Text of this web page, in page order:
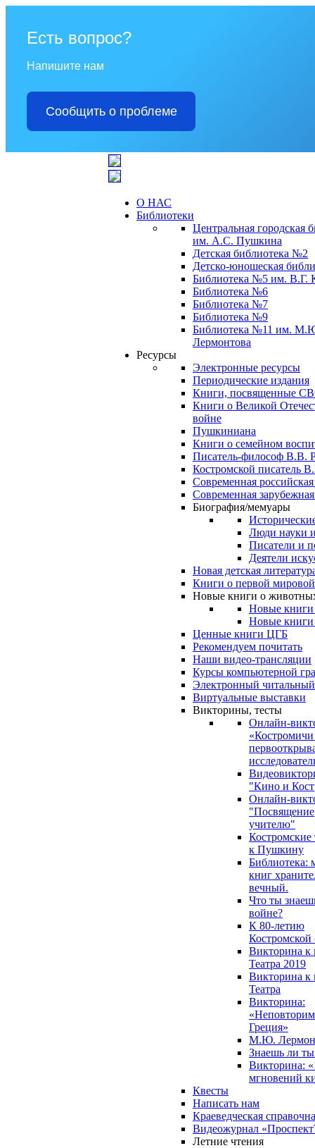
Есть вопрос?
Напишите нам
Сообщить о проблеме
О НАС
Библиотеки
Центральная городская
им. А.С. Пушкина
Детская библиотека №2
Детско-юношеская
Библиотека №5 им. В.Г.
Библиотека №6
Библиотека №7
Библиотека №9
Библиотека №11 им.
Лермонтова
Ресурсы
Электронные ресурсы
Периодические издания
Книги, посвященные
Книги о Великой
войне
Пушкиниана
Книги о семейном
Писатель-философ В.В.
Костромской писатель
Современная российская
Современная
Биография/мемуары
Люди науки
Писатели и
Деятели
Новая детская
Книги о первой
Новые книги о
Новые книги
Новые книги
Ценные книги ЦГБ
Рекомендуем почитать
Наши видео-трансляции
Курсы компьютерной
Электронный читальный
Виртуальные выставки
Викторины, тесты
Онлайн-
"Кино и
Онлайн-
"Посвящение
учителю"
к Пушкину
Библиотека:
книг
вечный.
Что ты
войне?
К 80-летию
Костромской
Викторина к
Театра 2019
Викторина к
Театра
Викторина:
Греция»
М.Ю.
Знаешь ли
Викторина:
мгновений
Квесты
Написать нам
Краеведческая
Видеожурнал
Летние чтения